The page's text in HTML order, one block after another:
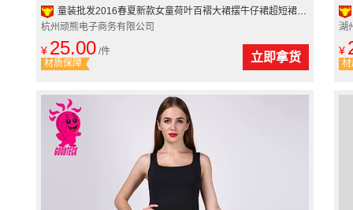
童装批发2016春夏新款女童荷叶百褶大裙摆牛仔裙超短裙百搭半身裙
杭州顽熊电子商务有限公司
¥ 25.00 /件
材质保障
立即拿货
湖
¥